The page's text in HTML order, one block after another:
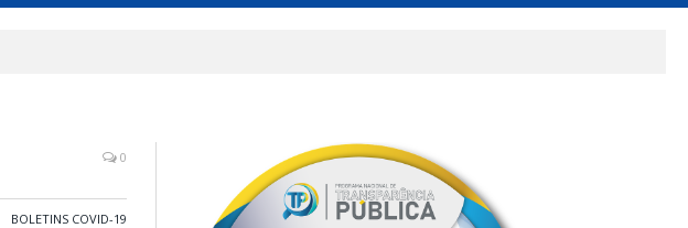
0
BOLETINS COVID-19